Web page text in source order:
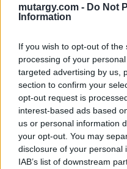
mutargy.com - Do Not
Information
If you wish to opt-out of
processing of your
targeted advertising by us,
section to confirm your
opt-out request is
interest-based ads based
us or personal information
your opt-out. You may
disclosure of your personal
IAB’s list of downstream
Aukció ideje: 18:00
Tételszám: 87
Eladó adatai
Cím:
Mű-
1055